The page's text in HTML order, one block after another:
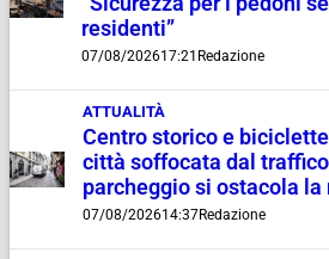
residenti”
07/08/202617:21 Redazione
ATTUALITÀ
Centro storico e
città soffocata dal
parcheggio si ostacola
07/08/202614:37Redazione